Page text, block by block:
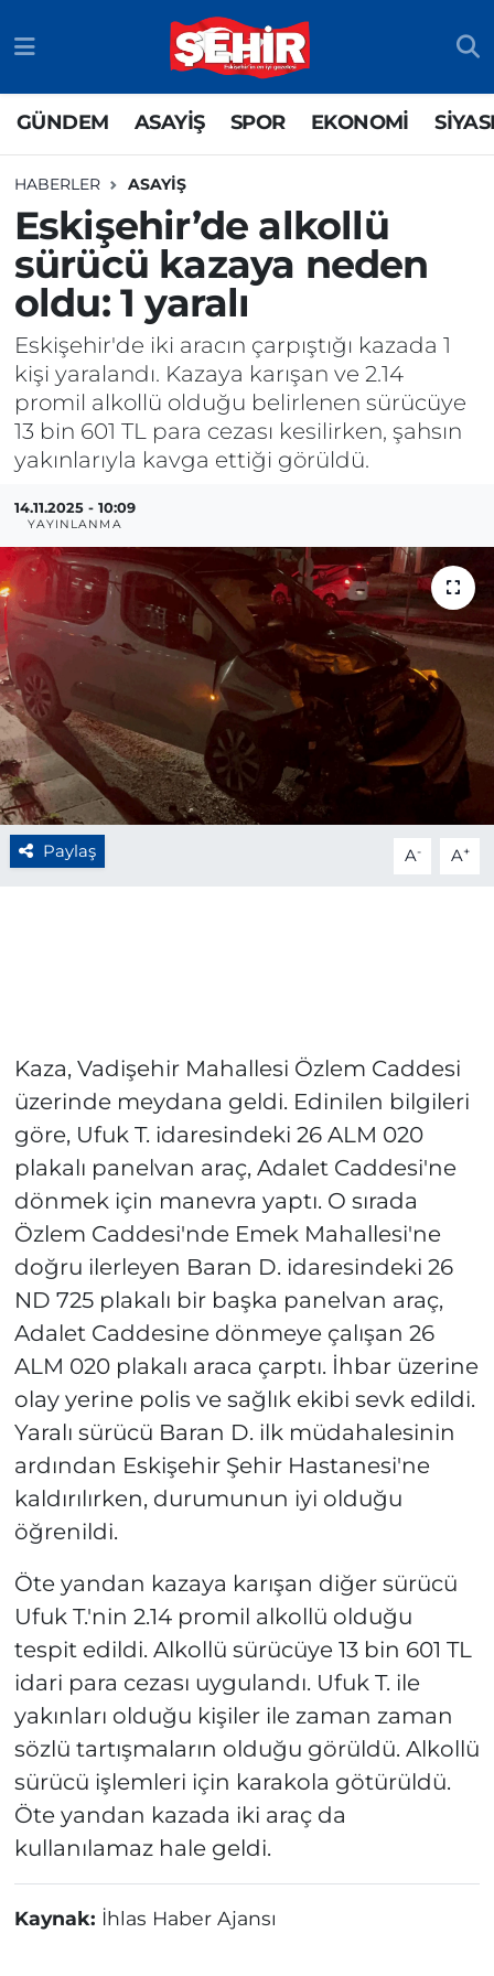
GÜNDEM ASAYİŞ SPOR EKONOMİ
HABERLER ASAYİŞ
Eskişehir’de alkollü
sürücü kazaya neden
oldu: 1 yaralı
Eskişehir'de iki aracın çarpıştığı kazada 1
kişi yaralandı. Kazaya karışan ve 2.14
promil alkollü olduğu belirlenen sürücüye
13 bin 601 TL para cezası kesilirken, şahsın
yakınlarıyla kavga ettiği görüldü.
14.11.2025 - 10:09
YAYINLANMA
Paylaş A- A+
Kaza, Vadişehir Mahallesi Özlem Caddesi
üzerinde meydana geldi. Edinilen bilgileri
göre, Ufuk T. idaresindeki 26 ALM 020
plakalı panelvan araç, Adalet Caddesi'ne
dönmek için manevra yaptı. O sırada
Özlem Caddesi'nde Emek Mahallesi'ne
doğru ilerleyen Baran D. idaresindeki 26
ND 725 plakalı bir başka panelvan araç,
Adalet Caddesine dönmeye çalışan 26
ALM 020 plakalı araca çarptı. İhbar üzerine
olay yerine polis ve sağlık ekibi sevk edildi.
Yaralı sürücü Baran D. ilk müdahalesinin
ardından Eskişehir Şehir Hastanesi'ne
kaldırılırken, durumunun iyi olduğu
öğrenildi.
Öte yandan kazaya karışan diğer sürücü
Ufuk T.'nin 2.14 promil alkollü olduğu
tespit edildi. Alkollü sürücüye 13 bin 601 TL
idari para cezası uygulandı. Ufuk T. ile
yakınları olduğu kişiler ile zaman zaman
sözlü tartışmaların olduğu görüldü. Alkollü
sürücü işlemleri için karakola götürüldü.
Öte yandan kazada iki araç da
kullanılamaz hale geldi.
Kaynak: İhlas Haber Ajansı
SPOR
EKONOMİ
SİYASET
RESMİ İLAN
SİYASET
SPOR
EKONOMİ
EĞİTİM
SAĞLIK
TEKNOLOJİ
BÖLGE
YAŞAM
DÜNYA
GENEL
GÜNCEL
RESMİ İLAN
Odunpazarı Nöbetçi Eczaneler
Odunpazarı Hava Durumu
Odunpazarı Trafik Yoğunluk Haritası
TFF 3.Lig 4.Grup Puan Durumu ve Fikstür
Tüm Manşetler
Son Dakika Haberleri
Haber Arşivi